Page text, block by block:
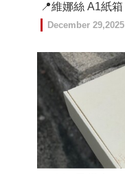
📍維娜絲 A1紙箱
December 29,2025